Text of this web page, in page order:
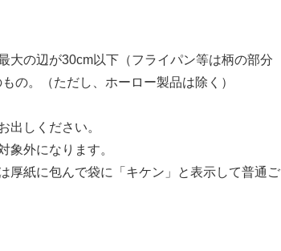
大の辺が30cm以下（フライパン等は柄の部分
の。（ただし、ホーロー製品は除く）
出しください。
象外になります。
厚紙に包んで袋に「キケン」と表示して普通ご